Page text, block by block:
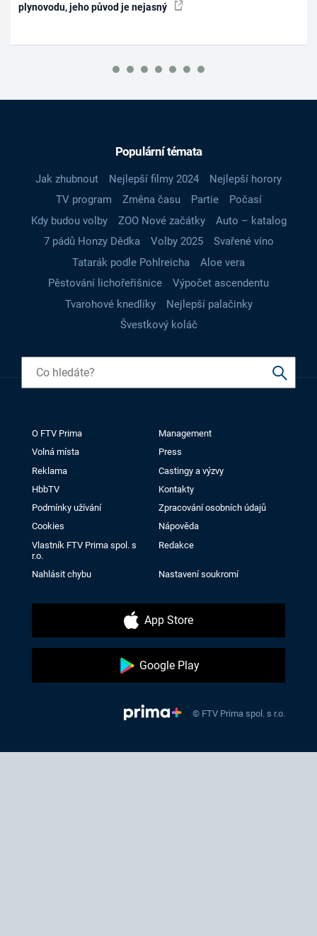
plynovodu, jeho původ je nejasný
Populární témata
Jak zhubnout Nejlepší filmy 2024
Nejlepší horory
TV program
Změna času Partie
Počasí
Kdy budou volby
ZOO Nové začátky
Auto – katalog
7 pádů Honzy Dědka
Volby 2025
Svařené víno
Tatarák podle Pohlreicha
Aloe vera
Pěstování lichořeřišnice
Výpočet ascendentu
Tvarohové knedlíky
Nejlepší palačinky
Švestkový koláč
O FTV Prima
Management
Volná místa
Press
Reklama
Castingy a výzvy
HbbTV
Kontakty
Podmínky užívání
Zpracování osobních údajů
Cookies
Nápověda
Vlastník FTV Prima spol. s
r.o.
Redakce
Nahlásit chybu Nastavení soukromí
App Store
Google Play
© FTV Prima spol. s r.o.